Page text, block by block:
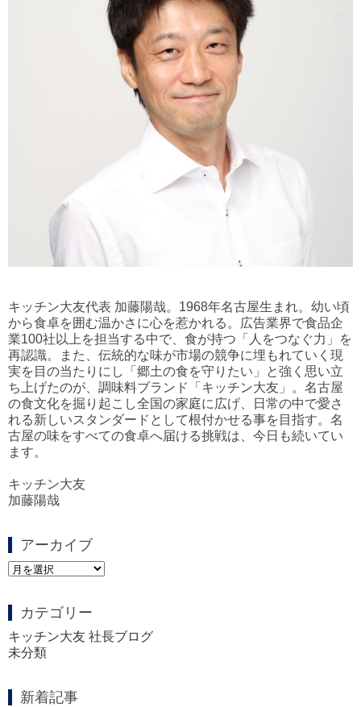
キッチン大友代表 加藤陽哉。1968年名古屋生まれ。幼い頃
から食卓を囲む温かさに心を惹かれる。広告業界で食品企
業100社以上を担当する中で、食が持つ「人をつなぐ力」を
再認識。また、伝統的な味が市場の競争に埋もれていく現
実を目の当たりにし「郷土の食を守りたい」と強く思い立
ち上げたのが、調味料ブランド「キッチン大友」。名古屋
の食文化を掘り起こし全国の家庭に広げ、日常の中で愛さ
れる新しいスタンダードとして根付かせる事を目指す。名
古屋の味をすべての食卓へ届ける挑戦は、今日も続いてい
ます。
キッチン大友
加藤陽哉
アーカイブ
ア
ブ
カテゴリー
キッチン大友 社長ブログ
未分類
新着記事